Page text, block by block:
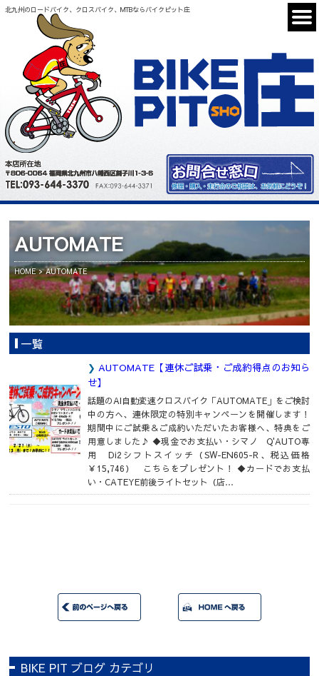
北九州のロードバイク、クロスバイク、MTBならバイクピット庄
AUTOMATE
HOME AUTOMATE
一覧
AUTOMATE【連休ご試乗・ご成約得点のお知ら
せ】
話題のAI自動変速クロスバイク「AUTOMATE」をご検討
中の方へ、連休限定の特別キャンペーンを開催します！
期間中にご試乗＆ご成約いただいたお客様へ、特典をご
用意しました♪ ◆現金でお支払い・シマノ Q'AUTO専
用 Di2シフトスイッチ（SW-EN605-R、税込価格
￥15,746） こちらをプレゼント！ ◆カードでお支払
い・CATEYE前後ライトセット（店…
BIKE PIT ブログ カテゴリ